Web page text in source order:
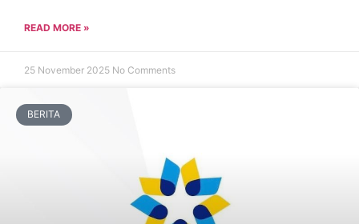
READ MORE »
25 November 2025 No Comments
BERITA